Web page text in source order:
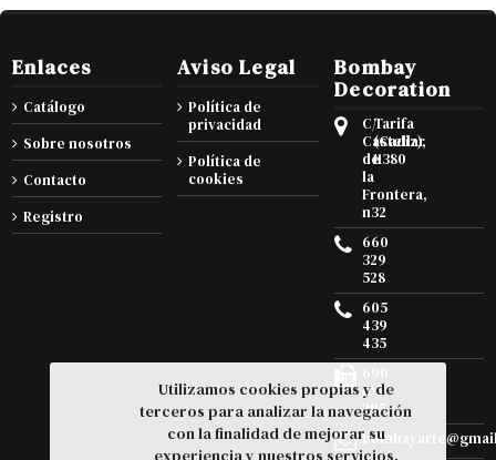
Enlaces
Catálogo
Sobre nosotros
Contacto
Registro
Aviso Legal
Política de
privacidad
Política de
cookies
Bombay
Decoration
C/
Castellar
de
la
Frontera,
n32
Tarifa
(Cadiz),
11380
660
329
528
605
439
435
105
295
Utilizamos cookies propias y de
terceros para analizar la navegación
con la finalidad de mejorar su
experiencia y nuestros servicios.